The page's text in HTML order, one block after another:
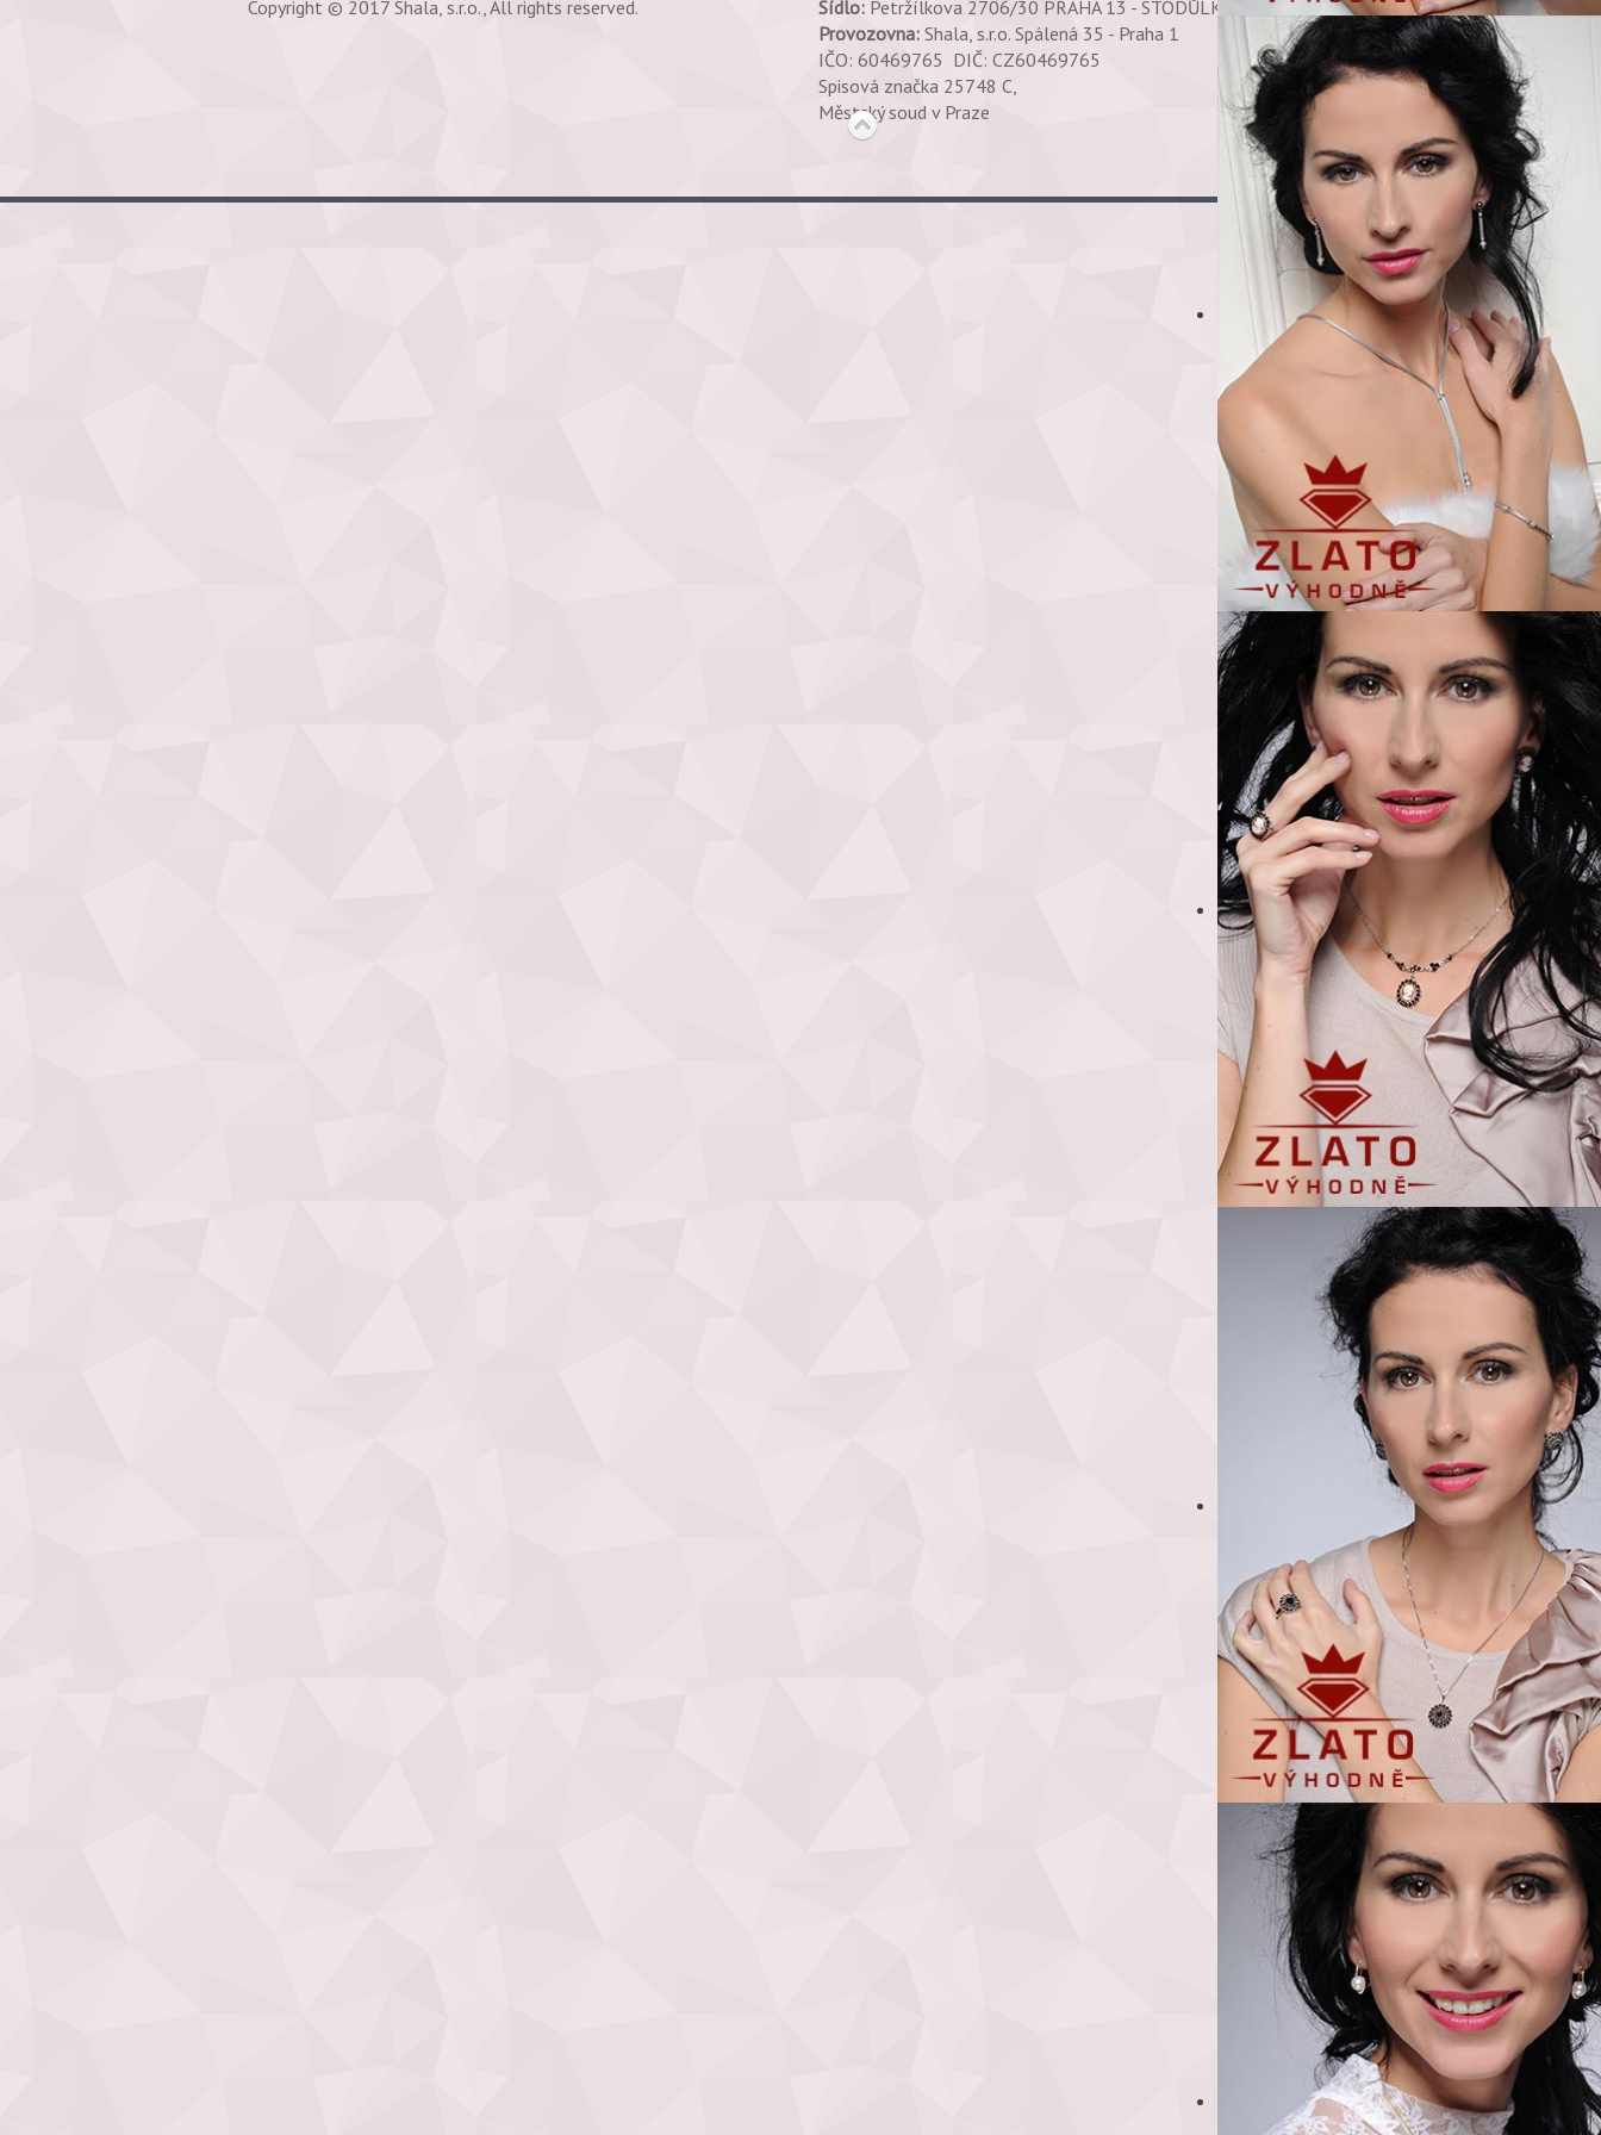
Copyright © 2017 Shala, s.r.o., All rights reserved. Sídlo: Petržílkova 2706/30 PRAHA 13 - STODŮLKY 158 00 PRAHA 58
Provozovna: Shala, s.r.o. Spálená 35 - Praha 1
IČO: 60469765 DIČ: CZ60469765
Spisová značka 25748 C,
Městský soud v Praze